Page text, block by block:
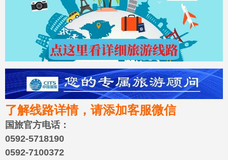
了解线路详情，请添加客服微信
国旅官方电话：
0592-5718190
0592-7100372